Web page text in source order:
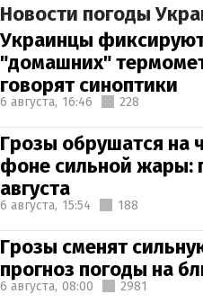
Новости погоды
Украинцы
"домашних"
говорят синоптики
6 августа, 16:46 228
Грозы обрушатся на
фоне сильной жары:
августа
6 августа, 15:54 188
Грозы сменят
прогноз погоды на
6 августа, 08:00 2981